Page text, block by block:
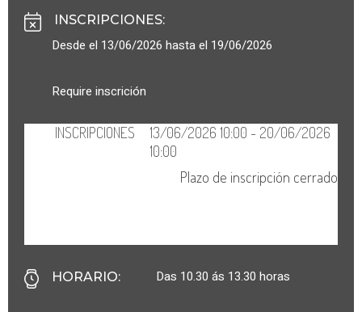
INSCRIPCIONES:
Desde el 13/06/2026 hasta el 19/06/2026
Require inscrición
HORARIO: Das 10.30 ás 13.30 horas